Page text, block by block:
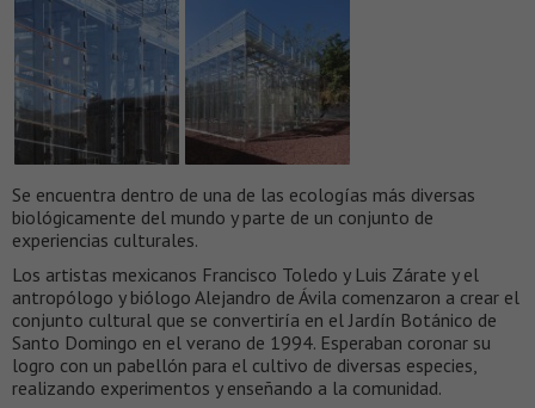
Se encuentra dentro de una de las ecologías más diversas
biológicamente del mundo y parte de un conjunto de
experiencias culturales.
Los artistas mexicanos Francisco Toledo y Luis Zárate y el
antropólogo y biólogo Alejandro de Ávila comenzaron a crear el
conjunto cultural que se convertiría en el Jardín Botánico de
Santo Domingo en el verano de 1994. Esperaban coronar su
logro con un pabellón para el cultivo de diversas especies,
realizando experimentos y enseñando a la comunidad.